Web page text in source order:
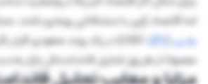
اما اقتصاد ژاپن با مشکلاتی روبه‌رو
به ین(USD/
JPY
) در یک روند صعودی قرار
معمولا از طریق تحلیل فاندامنتال بازار